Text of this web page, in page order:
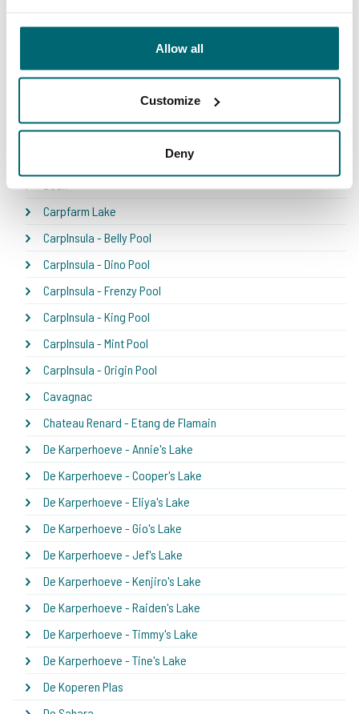
Allow all
Customize
Deny
Bel Eaux - Belforet
Bel Eaux - Belvare
Bel Eaux - Etang du Yeti
Bel'ecaille
Carpfarm Lake
CarpInsula - Belly Pool
CarpInsula - Dino Pool
CarpInsula - Frenzy Pool
CarpInsula - King Pool
CarpInsula - Mint Pool
CarpInsula - Origin Pool
Cavagnac
Chateau Renard - Etang de Flamain
De Karperhoeve - Annie's Lake
De Karperhoeve - Cooper's Lake
De Karperhoeve - Eliya's Lake
De Karperhoeve - Gio's Lake
De Karperhoeve - Jef's Lake
De Karperhoeve - Kenjiro's Lake
De Karperhoeve - Raiden's Lake
De Karperhoeve - Timmy's Lake
De Karperhoeve - Tine's Lake
De Koperen Plas